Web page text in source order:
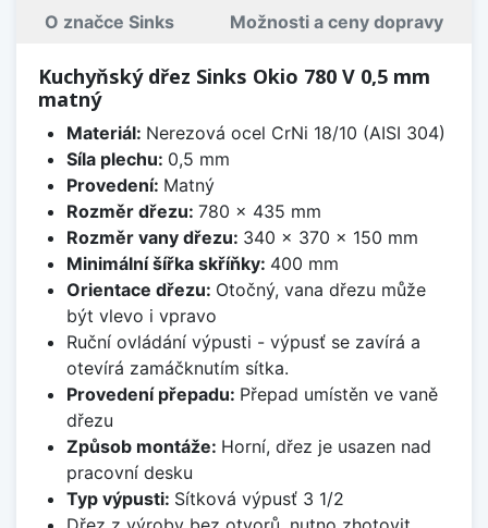
O značce Sinks Možnosti a ceny dopravy
Kuchyňský dřez Sinks Okio 780 V 0,5 mm
matný
Materiál: Nerezová ocel CrNi 18/10 (AISI 304)
Síla plechu: 0,5 mm
Provedení: Matný
Rozměr dřezu: 780 x 435 mm
Rozměr vany dřezu: 340 x 370 x 150 mm
Minimální šířka skříňky: 400 mm
Orientace dřezu: Otočný, vana dřezu může
být vlevo i vpravo
Ruční ovládání výpusti - výpusť se zavírá a
otevírá zamáčknutím sítka.
Provedení přepadu: Přepad umístěn ve vaně
dřezu
Způsob montáže: Horní, dřez je usazen nad
pracovní desku
Typ výpusti: Sítková výpusť 3 1/2